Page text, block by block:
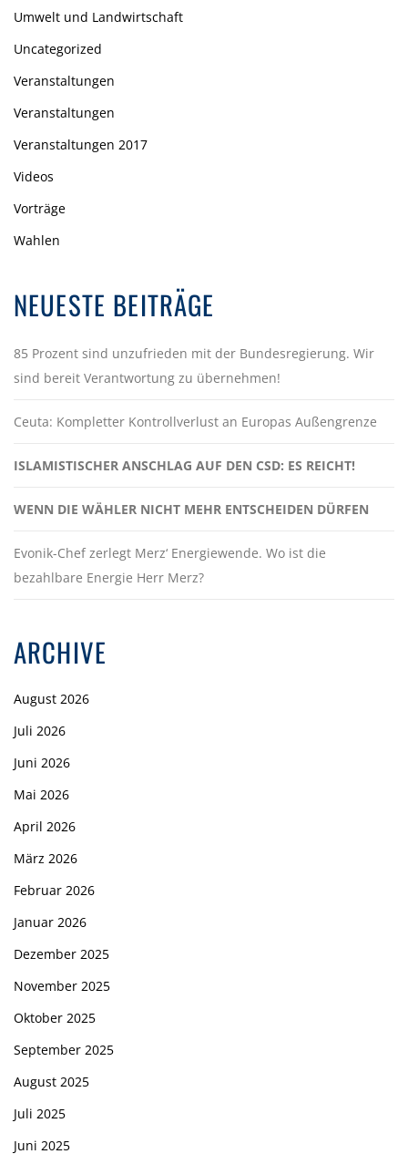
Umwelt und Landwirtschaft
Uncategorized
Veranstaltungen
Veranstaltungen
Veranstaltungen 2017
Videos
Vorträge
Wahlen
NEUESTE BEITRÄGE
85 Prozent sind unzufrieden mit der Bundesregierung. Wir
sind bereit Verantwortung zu übernehmen!
Ceuta: Kompletter Kontrollverlust an Europas Außengrenze
ISLAMISTISCHER ANSCHLAG AUF DEN CSD: ES REICHT!
WENN DIE WÄHLER NICHT MEHR ENTSCHEIDEN DÜRFEN
Evonik-Chef zerlegt Merz‘ Energiewende. Wo ist die
bezahlbare Energie Herr Merz?
ARCHIVE
August 2026
Juli 2026
Juni 2026
Mai 2026
April 2026
März 2026
Februar 2026
Januar 2026
Dezember 2025
November 2025
Oktober 2025
September 2025
August 2025
Juli 2025
Juni 2025